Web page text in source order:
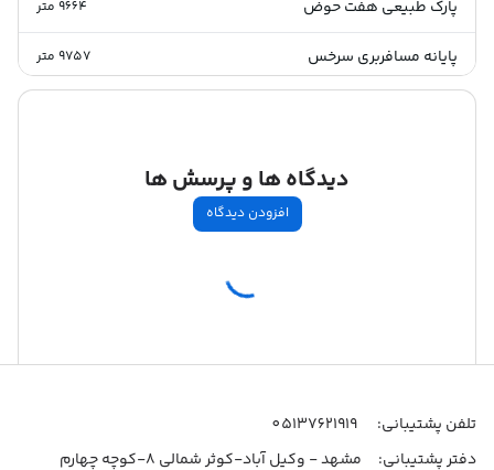
پارک طبیعی هفت حوض 9664متر
پایانه مسافربری سرخس 9757متر
دیدگاه ها و پرسش ها
افزودن دیدگاه
اطلاعات تماس
تلفن پشتیبانی:
05137621919
دفتر پشتیبانی:
مشهد - وکیل آباد-کوثر شمالی 8-کوچه چهارم